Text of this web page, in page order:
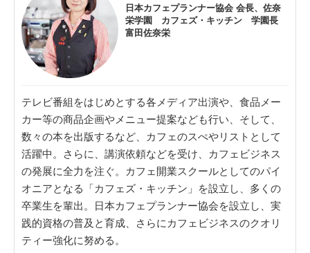
日本カフェプランナー協会 会長、佐奈
栄学園 カフェズ・キッチン 学園長
富田佐奈栄
テレビ番組をはじめとする各メディア出演や、食品メー
カー等の商品企画やメニュー提案なども行い、そして、
数々の本を出版するなど、カフェのスぺやリストとして
活躍中。さらに、講演依頼などを受け、カフェビジネス
の発展に全力を注ぐ。カフェ開業スクールとしてのパイ
オニアとなる「カフェズ・キッチン」を設立し、多くの
卒業生を輩出。日本カフェプランナー協会を設立し、実
践的資格の普及と育成、さらにカフェビジネスのクオリ
ティー強化に努める。